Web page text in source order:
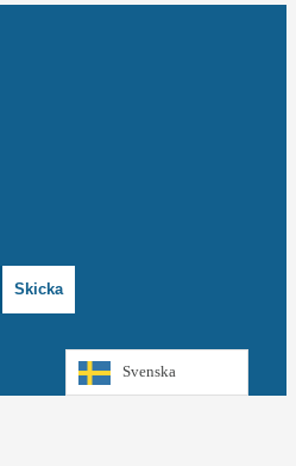
Skicka
Svenska